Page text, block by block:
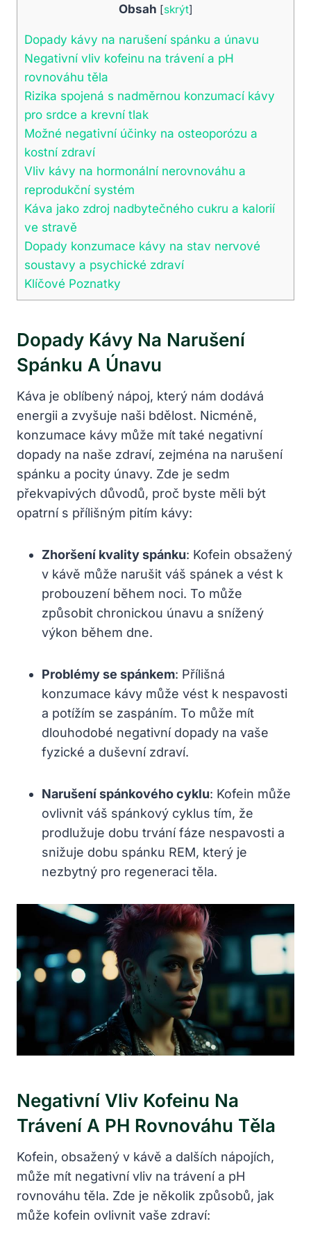
Obsah [skrýt]
Dopady kávy na narušení spánku a únavu
Negativní vliv kofeinu na trávení a pH
rovnováhu těla
Rizika spojená s nadměrnou konzumací kávy
pro srdce a krevní tlak
Možné negativní účinky na osteoporózu a
kostní zdraví
Vliv kávy na hormonální nerovnováhu a
reprodukční systém
Káva jako zdroj nadbytečného cukru a kalorií
ve stravě
Dopady konzumace kávy na stav nervové
soustavy a psychické zdraví
Klíčové Poznatky
Dopady Kávy Na Narušení
Spánku A Únavu
Káva je oblíbený nápoj, který nám dodává
energii a zvyšuje naši bdělost. Nicméně,
konzumace kávy může mít také negativní
dopady na naše zdraví, zejména na narušení
spánku a pocity únavy. Zde je sedm
překvapivých důvodů, proč byste měli být
opatrní s přílišným pitím kávy:
Zhoršení kvality spánku: Kofein obsažený
v kávě může narušit váš spánek a vést k
probouzení během noci. To může
způsobit chronickou únavu a snížený
výkon během dne.
Problémy se spánkem: Přílišná
konzumace kávy může vést k nespavosti
a potížím se zaspáním. To může mít
dlouhodobé negativní dopady na vaše
fyzické a duševní zdraví.
Narušení spánkového cyklu: Kofein může
ovlivnit váš spánkový cyklus tím, že
prodlužuje dobu trvání fáze nespavosti a
snižuje dobu spánku REM, který je
nezbytný pro regeneraci těla.
Negativní Vliv Kofeinu Na
Trávení A PH Rovnováhu Těla
Kofein, obsažený v kávě a dalších nápojích,
může mít negativní vliv na trávení a pH
rovnováhu těla. Zde je několik způsobů, jak
může kofein ovlivnit vaše zdraví: